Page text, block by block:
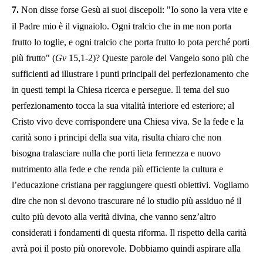
7. Non disse forse Gesù ai suoi discepoli: "Io sono la vera vite e
il Padre mio è il vignaiolo. Ogni tralcio che in me non porta
frutto lo toglie, e ogni tralcio che porta frutto lo pota perché porti
più frutto" (Gv 15,1-2)? Queste parole del Vangelo sono più che
sufficienti ad illustrare i punti principali del perfezionamento che
in questi tempi la Chiesa ricerca e persegue. Il tema del suo
perfezionamento tocca la sua vitalità interiore ed esteriore; al
Cristo vivo deve corrispondere una Chiesa viva. Se la fede e la
carità sono i principi della sua vita, risulta chiaro che non
bisogna tralasciare nulla che porti lieta fermezza e nuovo
nutrimento alla fede e che renda più efficiente la cultura e
l’educazione cristiana per raggiungere questi obiettivi. Vogliamo
dire che non si devono trascurare né lo studio più assiduo né il
culto più devoto alla verità divina, che vanno senz’altro
considerati i fondamenti di questa riforma. Il rispetto della carità
avrà poi il posto più onorevole. Dobbiamo quindi aspirare alla